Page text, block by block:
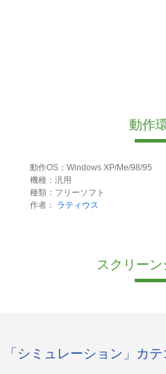
動作
動作OS：Windows XP/Me/98/95
機種：汎用
種類：フリーソフト
作者：
ラティウス
スクリーン
「シミュレーション」カ